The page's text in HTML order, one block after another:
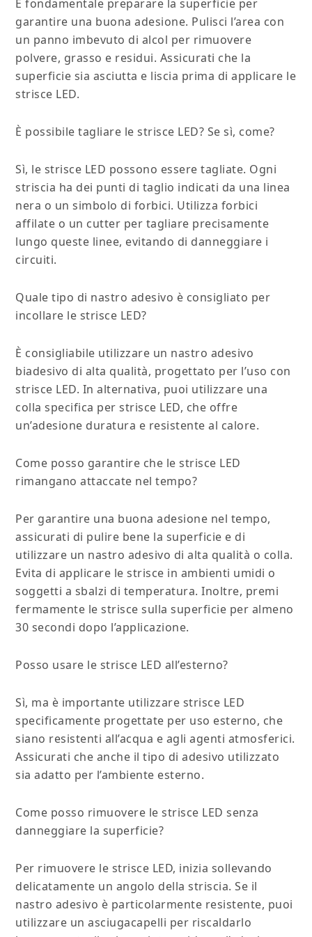
È fondamentale preparare la superficie per
garantire una buona adesione. Pulisci l’area con
un panno imbevuto di alcol per rimuovere
polvere, grasso e residui. Assicurati che la
superficie sia asciutta e liscia prima di applicare le
strisce LED.
È possibile tagliare le strisce LED? Se sì, come?
Sì, le strisce LED possono essere tagliate. Ogni
striscia ha dei punti di taglio indicati da una linea
nera o un simbolo di forbici. Utilizza forbici
affilate o un cutter per tagliare precisamente
lungo queste linee, evitando di danneggiare i
circuiti.
Quale tipo di nastro adesivo è consigliato per
incollare le strisce LED?
È consigliabile utilizzare un nastro adesivo
biadesivo di alta qualità, progettato per l’uso con
strisce LED. In alternativa, puoi utilizzare una
colla specifica per strisce LED, che offre
un’adesione duratura e resistente al calore.
Come posso garantire che le strisce LED
rimangano attaccate nel tempo?
Per garantire una buona adesione nel tempo,
assicurati di pulire bene la superficie e di
utilizzare un nastro adesivo di alta qualità o colla.
Evita di applicare le strisce in ambienti umidi o
soggetti a sbalzi di temperatura. Inoltre, premi
fermamente le strisce sulla superficie per almeno
30 secondi dopo l’applicazione.
Posso usare le strisce LED all’esterno?
Sì, ma è importante utilizzare strisce LED
specificamente progettate per uso esterno, che
siano resistenti all’acqua e agli agenti atmosferici.
Assicurati che anche il tipo di adesivo utilizzato
sia adatto per l’ambiente esterno.
Come posso rimuovere le strisce LED senza
danneggiare la superficie?
Per rimuovere le strisce LED, inizia sollevando
delicatamente un angolo della striscia. Se il
nastro adesivo è particolarmente resistente, puoi
utilizzare un asciugacapelli per riscaldarlo